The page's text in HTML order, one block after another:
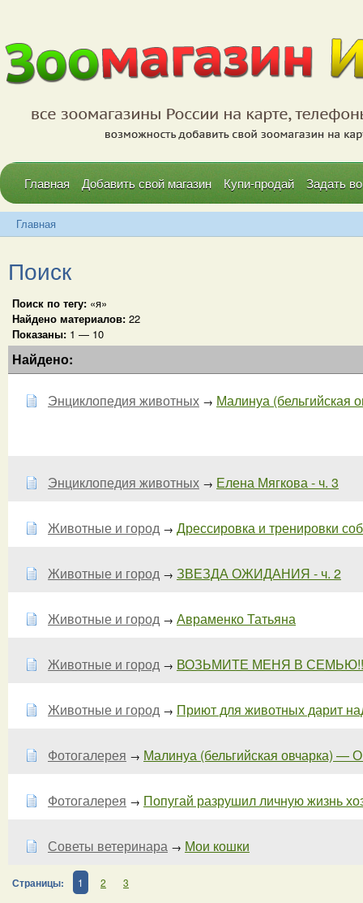
Главная Добавить свой магазин Купи-продай Задать
Главная
Поиск
Поиск по тегу: «я»
Найдено материалов: 22
Показаны: 1 — 10
Найдено:
Энциклопедия животных → Малинуа (бельгийская
Энциклопедия животных → Елена Мягкова - ч. 3
Животные и город → Дрессировка и тренировки
Животные и город → ЗВЕЗДА ОЖИДАНИЯ - ч. 2
Животные и город → Авраменко Татьяна
Животные и город → ВОЗЬМИТЕ МЕНЯ В СЕМЬЮ!!!!
Животные и город → Приют для животных дарит
Фотогалерея → Малинуа (бельгийская овчарка) —
Фотогалерея → Попугай разрушил личную жизнь
Советы ветеринара → Мои кошки
Страницы: 1 2 3